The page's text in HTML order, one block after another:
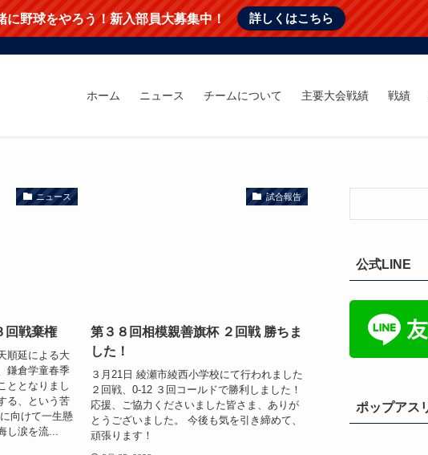
に野球をやろう！新入部員大募集中！ 詳しくはこちら
ホーム ニュース チームについて 主要大会戦績 戦績
ニュース
回戦棄権
順延による大
鎌倉学童春季
ととなりまし
る、という苦
向けて一生懸
し涙を流...
試合報告
第３８回相模親善旗杯 ２回戦 勝ちま
した！
３月21日 綾瀬市綾西小学校にて行われました
２回戦、0-12 ３回コールドで勝利しました！
応援、ご協力くださいました皆さま、ありが
とうございました。 今後も気を引き締めて、
頑張ります！
公式LINE
ポップアス